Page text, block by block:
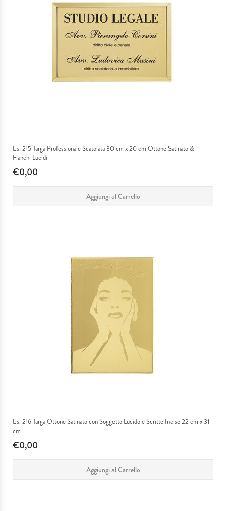
Es. 215 Targa Professionale Scatolata 30 cm x 20 cm Ottone Satinato &
Fianchi Lucidi
€0,00
Aggiungi al Carrello
Es. 216 Targa Ottone Satinato con Soggetto Lucido e Scritte Incise 22 cm x 31
cm
€0,00
Aggiungi al Carrello